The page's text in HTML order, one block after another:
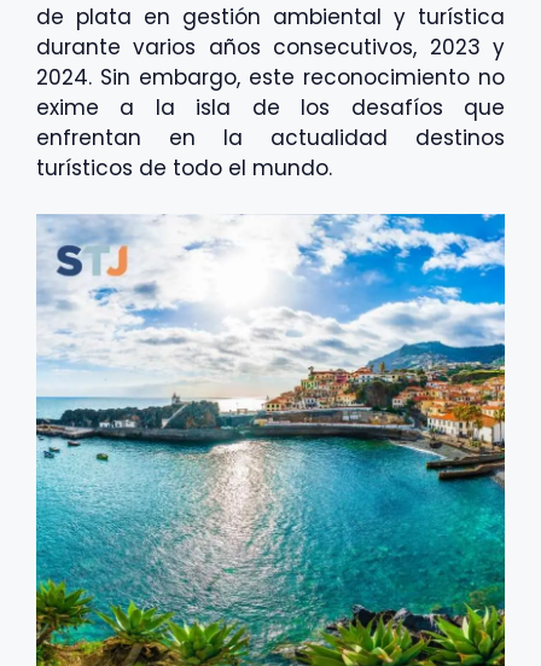
de plata en gestión ambiental y turística
durante varios años consecutivos, 2023 y
2024. Sin embargo, este reconocimiento no
exime a la isla de los desafíos que
enfrentan en la actualidad destinos
turísticos de todo el mundo.